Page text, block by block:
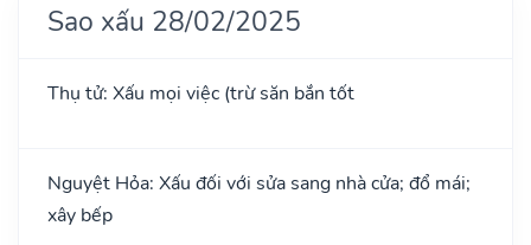
Sao xấu 28/02/2025
Thụ tử: Xấu mọi việc (trừ săn bắn tốt
Nguyệt Hỏa: Xấu đối với sửa sang nhà cửa; đổ mái;
xây bếp